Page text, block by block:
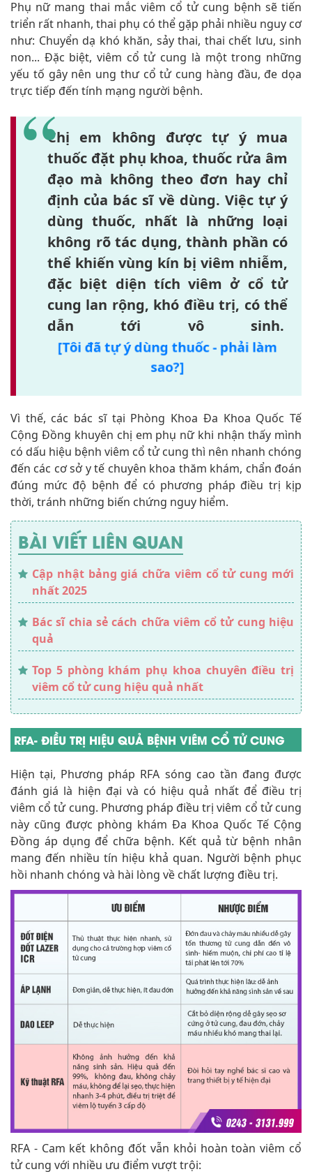
Phụ nữ mang thai mắc viêm cổ tử cung bệnh sẽ tiến
triển rất nhanh, thai phụ có thể gặp phải nhiều nguy cơ
như: Chuyển dạ khó khăn, sảy thai, thai chết lưu, sinh
non... Đặc biệt, viêm cổ tử cung là một trong những
yếu tố gây nên ung thư cổ tử cung hàng đầu, đe dọa
trực tiếp đến tính mạng người bệnh.
Chị em không được tự ý mua
thuốc đặt phụ khoa, thuốc rửa âm
đạo mà không theo đơn hay chỉ
định của bác sĩ về dùng. Việc tự ý
dùng thuốc, nhất là những loại
không rõ tác dụng, thành phần có
thể khiến vùng kín bị viêm nhiễm,
đặc biệt diện tích viêm ở cổ tử
cung lan rộng, khó điều trị, có thể
dẫn tới vô sinh.
[Tôi đã tự ý dùng thuốc - phải làm
sao?]
Vì thế, các bác sĩ tại Phòng Khoa Đa Khoa Quốc Tế
Cộng Đồng khuyên chị em phụ nữ khi nhận thấy mình
có dấu hiệu bệnh viêm cổ tử cung thì nên nhanh chóng
đến các cơ sở y tế chuyên khoa thăm khám, chẩn đoán
đúng mức độ bệnh để có phương pháp điều trị kịp
thời, tránh những biến chứng nguy hiểm.
BÀI VIẾT LIÊN QUAN
Cập nhật bảng giá chữa viêm cổ tử cung mới
nhất 2025
Bác sĩ chia sẻ cách chữa viêm cổ tử cung hiệu
quả
Top 5 phòng khám phụ khoa chuyên điều trị
viêm cổ tử cung hiệu quả nhất
RFA- ĐIỀU TRỊ HIỆU QUẢ BỆNH VIÊM CỔ TỬ CUNG
Hiện tại, Phương pháp RFA sóng cao tần đang được
đánh giá là hiện đại và có hiệu quả nhất để điều trị
viêm cổ tử cung. Phương pháp điều trị viêm cổ tử cung
này cũng được phòng khám Đa Khoa Quốc Tế Cộng
Đồng áp dụng để chữa bệnh. Kết quả từ bệnh nhân
mang đến nhiều tín hiệu khả quan. Người bệnh phục
hồi nhanh chóng và hài lòng về chất lượng điều trị.
RFA - Cam kết không đốt vẫn khỏi hoàn toàn viêm cổ
tử cung với nhiều ưu điểm vượt trội: